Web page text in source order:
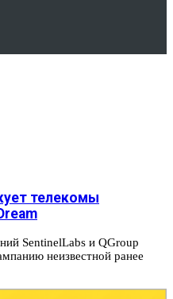
телекомы
SentinelLabs и QGroup
неизвестной ранее